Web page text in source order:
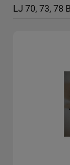
LJ 70, 73, 78